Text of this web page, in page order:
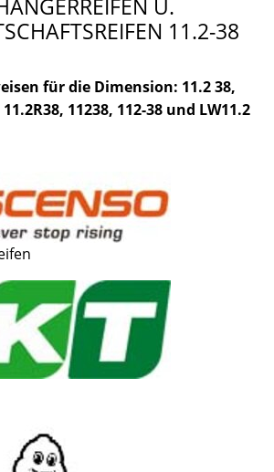
U.
11.2-38
für die Dimension: 11.2 38,
11238, 112-38 und LW11.2